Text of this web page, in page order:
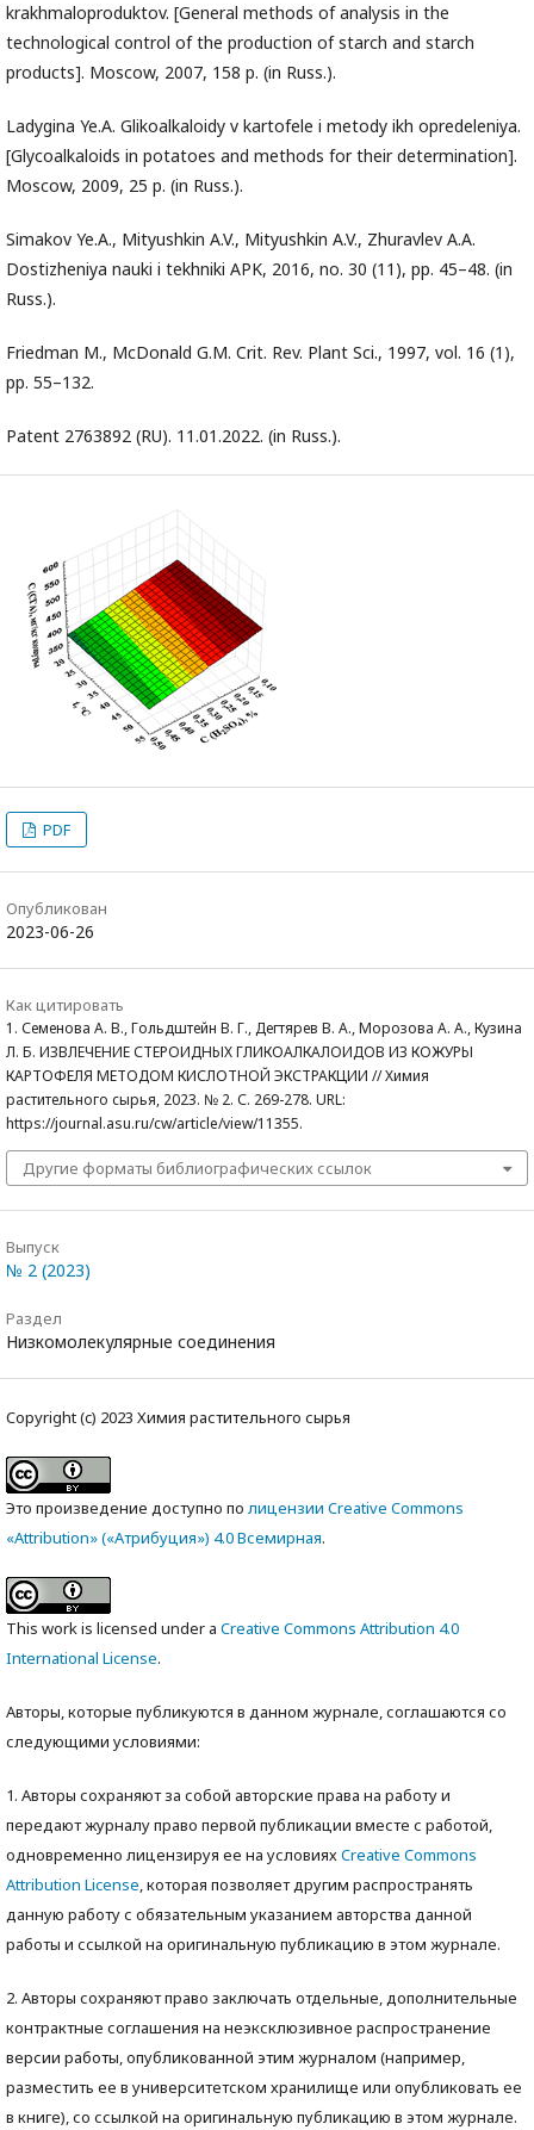
krakhmaloproduktov. [General methods of analysis in the
technological control of the production of starch and starch
products]. Moscow, 2007, 158 p. (in Russ.).
Ladygina Ye.A. Glikoalkaloidy v kartofele i metody ikh opredeleniya.
[Glycoalkaloids in potatoes and methods for their determination].
Moscow, 2009, 25 p. (in Russ.).
Simakov Ye.A., Mityushkin A.V., Mityushkin A.V., Zhuravlev A.A.
Dostizheniya nauki i tekhniki APK, 2016, no. 30 (11), pp. 45–48. (in
Russ.).
Friedman M., McDonald G.M. Crit. Rev. Plant Sci., 1997, vol. 16 (1),
pp. 55–132.
Patent 2763892 (RU). 11.01.2022. (in Russ.).
PDF
Опубликован
2023-06-26
Как цитировать
1. Семенова А. В., Гольдштейн В. Г., Дегтярев В. А., Морозова А. А., Кузина
Л. Б. ИЗВЛЕЧЕНИЕ СТЕРОИДНЫХ ГЛИКОАЛКАЛОИДОВ ИЗ КОЖУРЫ
КАРТОФЕЛЯ МЕТОДОМ КИСЛОТНОЙ ЭКСТРАКЦИИ // Химия
растительного сырья, 2023. № 2. С. 269-278. URL:
https://journal.asu.ru/cw/article/view/11355.
Другие форматы библиографических ссылок
Выпуск
№ 2 (2023)
Раздел
Низкомолекулярные соединения
Copyright (c) 2023 Химия растительного сырья
Это произведение доступно по лицензии Creative Commons
«Attribution» («Атрибуция») 4.0 Всемирная.
This work is licensed under a Creative Commons Attribution 4.0
International License.
Авторы, которые публикуются в данном журнале, соглашаются со
следующими условиями:
1. Авторы сохраняют за собой авторские права на работу и
передают журналу право первой публикации вместе с работой,
одновременно лицензируя ее на условияхCreative Commons
Attribution License, которая позволяет другим распространять
данную работу с обязательным указанием авторства данной
работы и ссылкой на оригинальную публикацию в этом журнале.
2. Авторы сохраняют право заключать отдельные, дополнительные
контрактные соглашения на неэксклюзивное распространение
версии работы, опубликованной этим журналом (например,
разместить ее в университетском хранилище или опубликовать ее
в книге), со ссылкой на оригинальную публикацию в этом журнале.